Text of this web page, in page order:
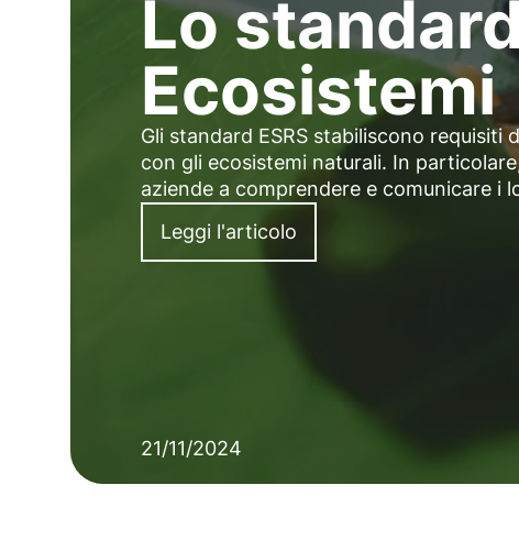
Lo
Ecosistemi
Gli standard ESRS stabiliscono
con gli ecosistemi naturali. In
aziende a comprendere e comunicare i
Leggi l'articolo
21/11/2024